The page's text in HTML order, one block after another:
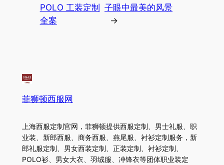
POLO 工装定制
全案
子眼中最美的风景
→
菲狮顿西服网
上海西服定制官网，菲狮顿提供西服定制、男士礼服、职
业装、新郎西服、商务西服、燕尾服、衬衫定制服务，新
郎礼服定制、男女西装定制、正装定制、衬衫定制、
POLO衫、男女大衣、羽绒服、冲锋衣等团体职业装定